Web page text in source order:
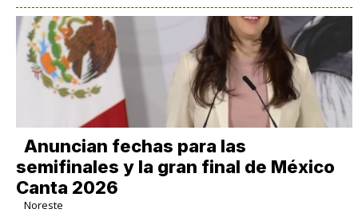
Anuncian fechas para las
semifinales y la gran final de México
Canta 2026
Noreste